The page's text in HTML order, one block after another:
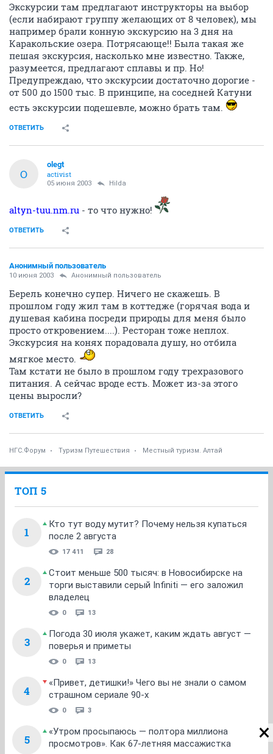
Экскурсии там предлагают инструкторы на выбор
(если набирают группу желающих от 8 человек), мы
например брали конную экскурсию на 3 дня на
Каракольские озера. Потрясающе!! Была такая же
пешая экскурсия, насколько мне известно. Также,
разумеется, предлагают сплавы и пр. Но!
Предупреждаю, что экскурсии достаточно дорогие -
от 500 до 1500 тыс. В принципе, на соседней Катуни
есть экскурсии подешевле, можно брать там.
ОТВЕТИТЬ
O
olegt
activist
05 июня 2003 Hilda
altyn-tuu.nm.ru - то что нужно!
ОТВЕТИТЬ
Анонимный пользователь
10 июня 2003 Анонимный пользователь
Берель конечно супер. Ничего не скажешь. В
прошлом году жил там в коттедже (горячая вода и
душевая кабина посреди природы для меня было
просто откровением....). Ресторан тоже неплох.
Экскурсия на конях порадовала душу, но отбила
мягкое место.
Там кстати не было в прошлом году трехразового
питания. А сейчас вроде есть. Может из-за этого
цены выросли?
ОТВЕТИТЬ
НГС.Форум Туризм Путешествия Местный туризм. Алтай
ТОП 5
1
Кто тут воду мутит? Почему нельзя купаться
после 2 августа
17 411 28
2
Стоит меньше 500 тысяч: в Новосибирске на
торги выставили серый Infiniti — его заложил
владелец
0 13
3
Погода 30 июля укажет, каким ждать август —
поверья и приметы
0 13
4
«Привет, детишки!» Чего вы не знали о самом
страшном сериале 90-х
0 3
5
«Утром просыпаюсь — полтора миллиона
просмотров». Как 67-летняя массажистка